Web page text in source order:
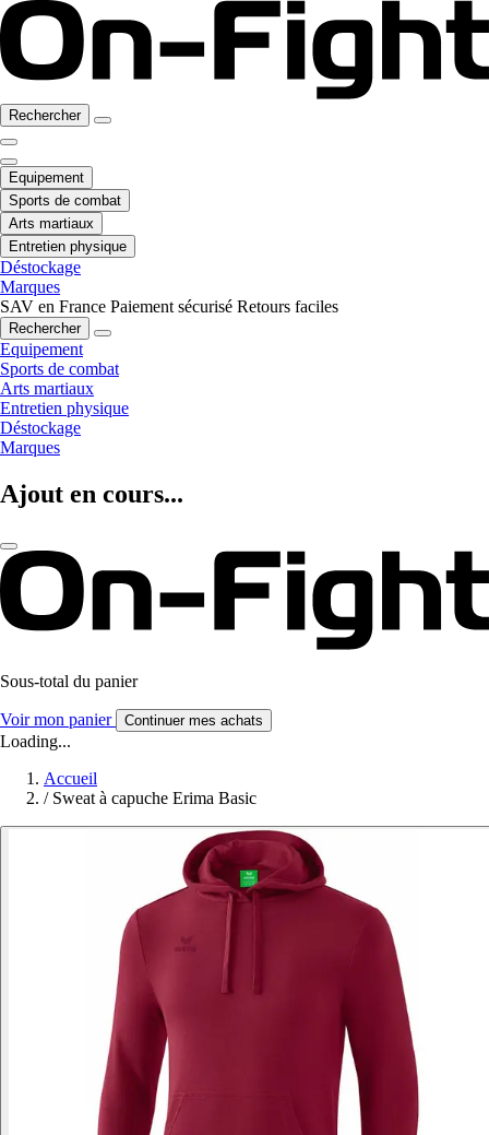
Rechercher
Equipement
Sports de combat
Arts martiaux
Entretien physique
Déstockage
Marques
SAV en France Paiement sécurisé Retours faciles
Rechercher
Equipement
Sports de combat
Arts martiaux
Entretien physique
Déstockage
Marques
Ajout en cours...
Sous-total du panier
Voir mon panier Continuer mes achats
Loading...
Accueil
/ Sweat à capuche Erima Basic